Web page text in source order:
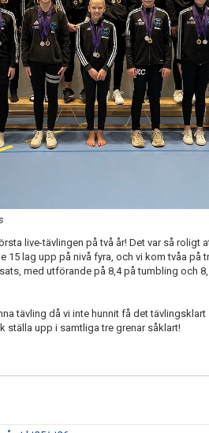
live-tävlingen på två år! Det var så roligt
15 lag upp på nivå fyra, och vi kom tvåa på
med utförande på 8,4 på tumbling och
tävling då vi inte hunnit få det
ställa upp i samtliga tre grenar såklart!